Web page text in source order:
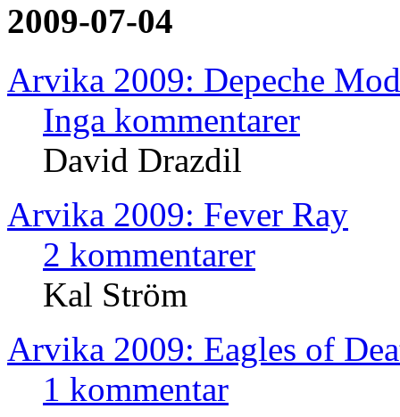
2009-07-04
Arvika 2009: Depeche
Inga kommentarer
David Drazdil
Arvika 2009: Fever Ray
2 kommentarer
Kal Ström
Arvika 2009: Eagles of
1 kommentar